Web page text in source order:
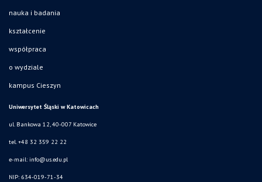
nauka i badania
kształcenie
współpraca
o wydziale
kampus Cieszyn
Uniwersytet Śląski w Katowicach
ul. Bankowa 12, 40-007 Katowice
tel. +48 32 359 22 22
e-mail: info@us.edu.pl
NIP: 634-019-71-34